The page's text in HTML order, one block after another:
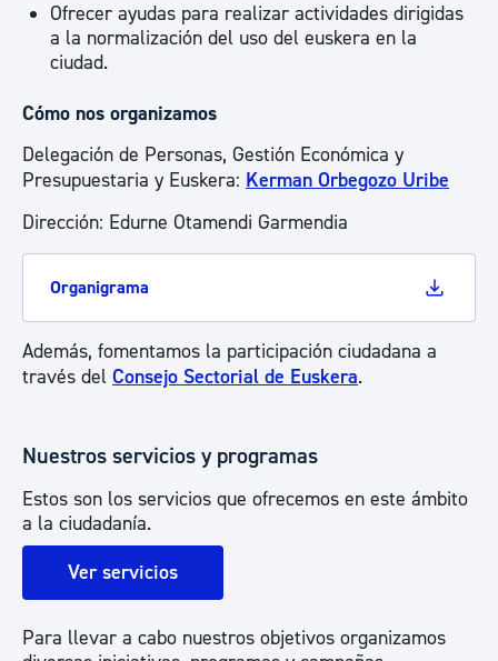
Ofrecer ayudas para realizar actividades dirigidas
a la normalización del uso del euskera en la
ciudad.
Cómo nos organizamos
Delegación de Personas, Gestión Económica y
Presupuestaria y Euskera: Kerman Orbegozo Uribe
Dirección: Edurne Otamendi Garmendia
Organigrama
Además, fomentamos la participación ciudadana a
través del Consejo Sectorial de Euskera.
Nuestros servicios y programas
Estos son los servicios que ofrecemos en este ámbito
a la ciudadanía.
Ver servicios
Para llevar a cabo nuestros objetivos organizamos